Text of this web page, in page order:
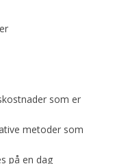
som er
metoder som
på en dag